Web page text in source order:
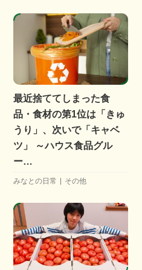
最近捨ててしまった食
品・食材の第1位は「きゅ
うり」、次いで「キャベ
ツ」 ～ハウス食品グル
ー…
みなとの日常 その他